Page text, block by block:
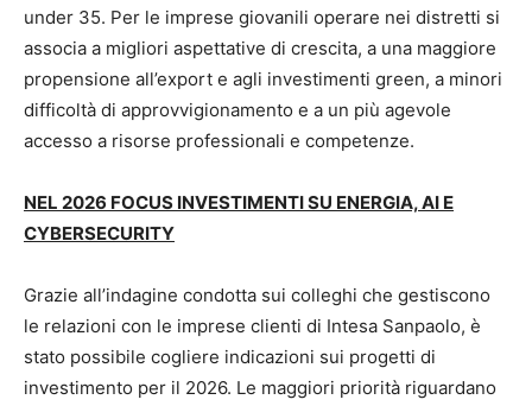
under 35. Per le imprese giovanili operare nei distretti si
associa a migliori aspettative di crescita, a una maggiore
propensione all’export e agli investimenti green, a minori
difficoltà di approvvigionamento e a un più agevole
accesso a risorse professionali e competenze.
NEL 2026 FOCUS INVESTIMENTI SU ENERGIA, AI E
CYBERSECURITY
Grazie all’indagine condotta sui colleghi che gestiscono
le relazioni con le imprese clienti di Intesa Sanpaolo, è
stato possibile cogliere indicazioni sui progetti di
investimento per il 2026. Le maggiori priorità riguardano